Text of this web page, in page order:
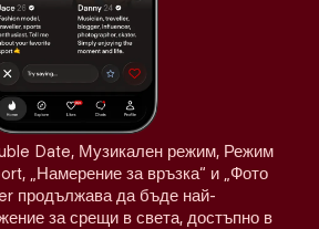
Date, Музикален режим, Режим
„Намерение за връзка“ и „Фото
продължава да бъде най-
за срещи в света, достъпно в